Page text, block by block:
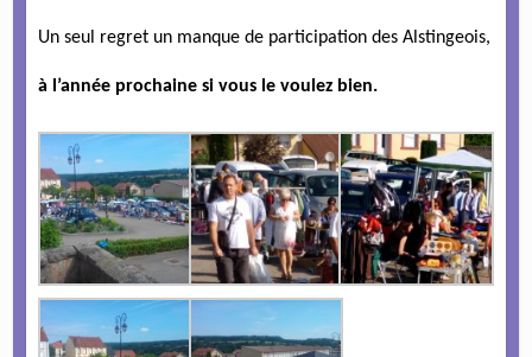
Un seul regret un manque de participation des Alstingeois,
à l’année prochaine si vous le voulez bien.